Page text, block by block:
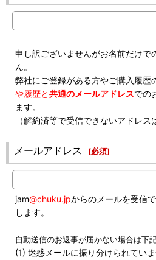
申し訳ございませんがお名前だけで
ん。
弊社にご登録がある方やご購入履歴
や履歴と共通のメールアドレスでの
ます。
（解約済等で受信できないアドレス
メールアドレス [必須]
jam@chuku.jpからのメールを受信
します。
自動送信のお返事が届かない場合は下
(1) 迷惑メールに振り分けられてい